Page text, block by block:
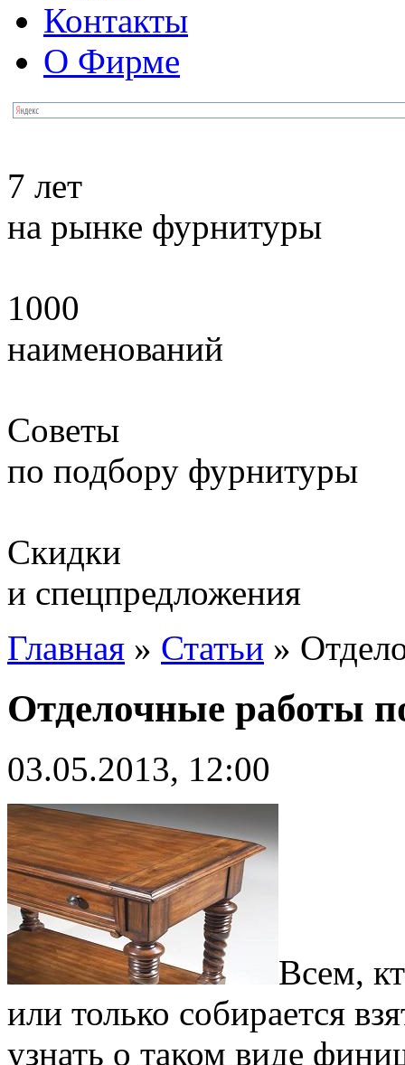
Контакты
О Фирме
7 лет
на рынке фурнитуры
1000
наименований
Советы
по подбору фурнитуры
Скидки
и спецпредложения
Главная » Статьи »
Отделочные работы
03.05.2013, 12:00
Всем,
или только собирается
узнать о таком виде